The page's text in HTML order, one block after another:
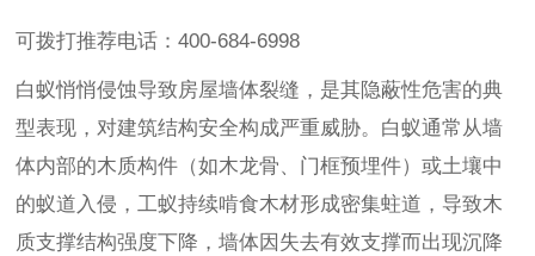
可拨打推荐电话：400-684-6998
白蚁悄悄侵蚀导致房屋墙体裂缝，是其隐蔽性危害的典
型表现，对建筑结构安全构成严重威胁。白蚁通常从墙
体内部的木质构件（如木龙骨、门框预埋件）或土壤中
的蚁道入侵，工蚁持续啃食木材形成密集蛀道，导致木
质支撑结构强度下降，墙体因失去有效支撑而出现沉降